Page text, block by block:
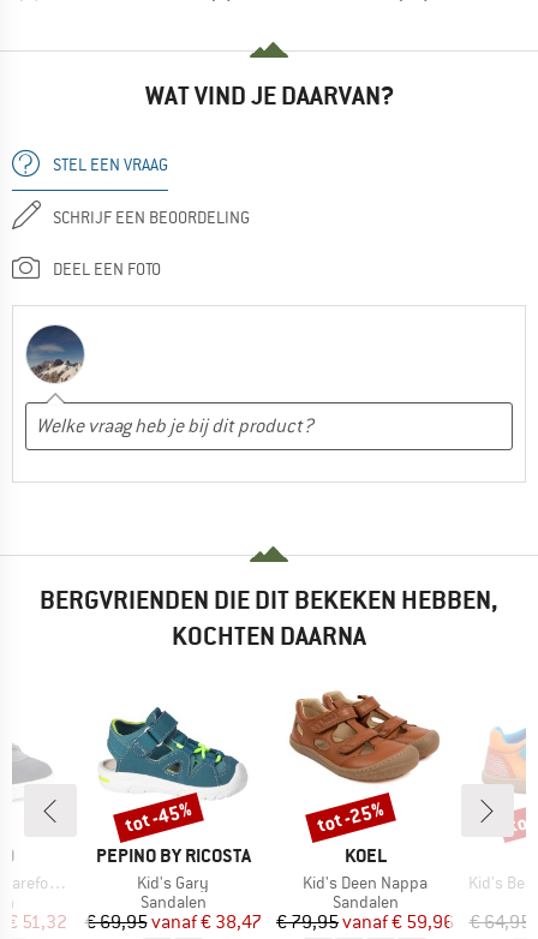
WAT VIND JE DAARVAN?
STEL EEN VRAAG
SCHRIJF EEN BEOORDELING
DEEL EEN FOTO
BERGVRIENDEN DIE DIT BEKEKEN HEBBEN,
KOCHTEN DAARNA
Sandal
prijs
€ 51,32
MERK
PEPINO BY RICOSTA
Artikel
Kid's Gary
Productgroep
Sandalen
Prijs
€ 69,95 Verlaagde prijs
vanaf€ 38,47
Korting
tot -45%
MERK
KOEL
Artikel
Kid's Deen Nappa
Productgroep
Sandalen
Prijs
€ 79,95 Verlaagde prijs
vanaf€ 59,96
Korting
tot -25%
Artikel
Kid's
€ 64,95